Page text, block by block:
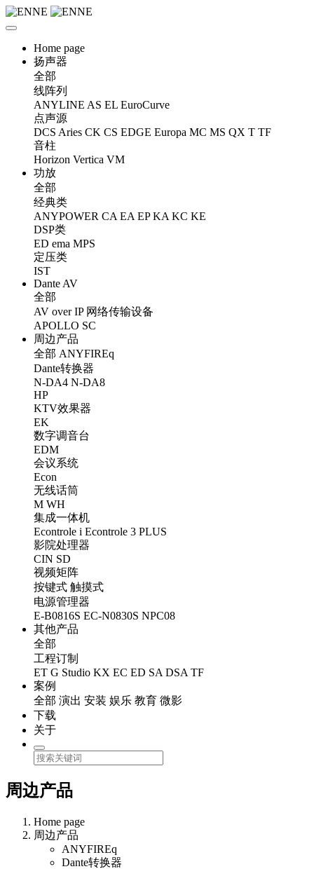
Home page
扬声器
全部
线阵列
ANYLINE AS EL EuroCurve
点声源
DCS Aries CK CS EDGE Europa MC MS QX T TF
音柱
Horizon Vertica VM
功放
全部
经典类
ANYPOWER CA EA EP KA KC KE
DSP类
ED ema MPS
定压类
IST
Dante AV
全部
AV over IP 网络传输设备
APOLLO SC
周边产品
全部 ANYFIREq
Dante转换器
N-DA4 N-DA8
HP
KTV效果器
EK
数字调音台
EDM
会议系统
Econ
无线话筒
M WH
集成一体机
Econtrole i Econtrole 3 PLUS
影院处理器
CIN SD
视频矩阵
按键式 触摸式
电源管理器
E-B0816S EC-N0830S NPC08
其他产品
全部
工程订制
ET G Studio KX EC ED SA DSA TF
案例
全部 演出 安装 娱乐 教育 微影
下载
关于
周边产品
Home page
周边产品
ANYFIREq
Dante转换器